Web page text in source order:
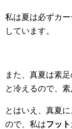
私は夏は必ずカ
しています。
また、真夏は素
と冷えるので、
とはいえ、真夏
ので、私はフッ